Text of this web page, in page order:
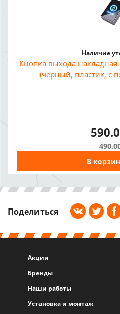
Наличие
Кнопка выхода накладная
(черный, пластик, с
В
Поделиться
Акции
Бренды
Наши работы
Установка и монтаж